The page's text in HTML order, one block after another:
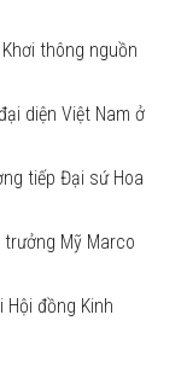
thông nguồn
diện Việt Nam ở
tiếp Đại sứ Hoa
Mỹ Marco
đồng Kinh